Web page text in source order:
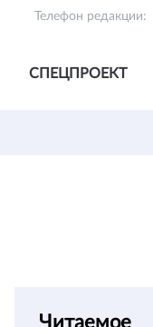
Телефон редакции:
СПЕЦПРОЕКТ
Читаемое